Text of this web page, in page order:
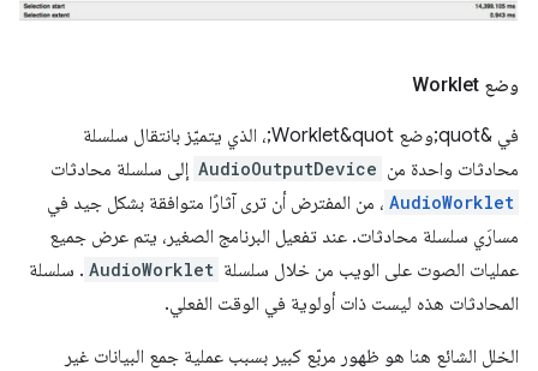
وضع Worklet
في &quot;وضع Worklet&quot;، الذي يتميّز بانتقال سلسلة
محادثات واحدة من AudioOutputDevice إلى سلسلة محادثات
AudioWorklet ، من المفترض أن ترى آثارًا متوافقة بشكل جيد في
مسارَي سلسلة محادثات. عند تفعيل البرنامج الصغير، يتم عرض جميع
عمليات الصوت على الويب من خلال سلسلة AudioWorklet . سلسلة
المحادثات هذه ليست ذات أولوية في الوقت الفعلي.
الخلل الشائع هنا هو ظهور مربّع كبير بسبب عملية جمع البيانات غير